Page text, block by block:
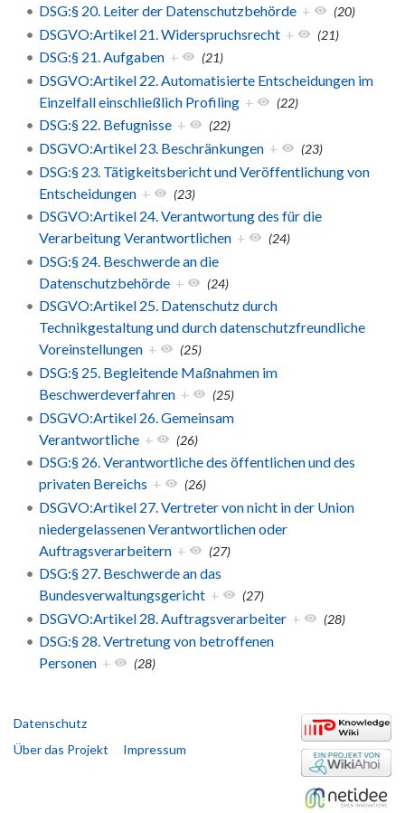
DSG:§ 20. Leiter der Datenschutzbehörde + (20)
DSGVO:Artikel 21. Widerspruchsrecht + (21)
DSG:§ 21. Aufgaben + (21)
DSGVO:Artikel 22. Automatisierte Entscheidungen im
Einzelfall einschließlich Profiling + (22)
DSG:§ 22. Befugnisse + (22)
DSGVO:Artikel 23. Beschränkungen + (23)
DSG:§ 23. Tätigkeitsbericht und Veröffentlichung von
Entscheidungen + (23)
DSGVO:Artikel 24. Verantwortung des für die
Verarbeitung Verantwortlichen + (24)
DSG:§ 24. Beschwerde an die
Datenschutzbehörde + (24)
DSGVO:Artikel 25. Datenschutz durch
Technikgestaltung und durch datenschutzfreundliche
Voreinstellungen + (25)
DSG:§ 25. Begleitende Maßnahmen im
Beschwerdeverfahren + (25)
DSGVO:Artikel 26. Gemeinsam
Verantwortliche + (26)
DSG:§ 26. Verantwortliche des öffentlichen und des
privaten Bereichs + (26)
DSGVO:Artikel 27. Vertreter von nicht in der Union
niedergelassenen Verantwortlichen oder
Auftragsverarbeitern + (27)
DSG:§ 27. Beschwerde an das
Bundesverwaltungsgericht + (27)
DSGVO:Artikel 28. Auftragsverarbeiter + (28)
DSG:§ 28. Vertretung von betroffenen
Personen + (28)
Datenschutz
Über das Projekt
Impressum